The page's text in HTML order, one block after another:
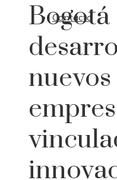
Contacto
Bogotá